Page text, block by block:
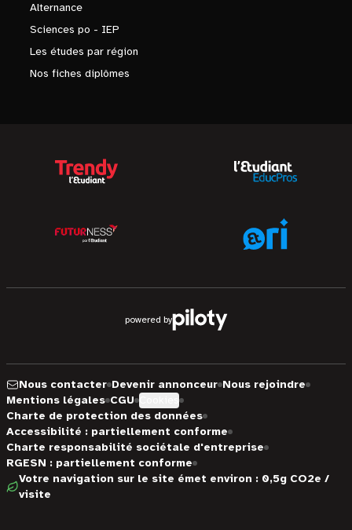
Alternance
Sciences po - IEP
Les études par région
Nos fiches diplômes
powered by
Nous contacter Devenir annonceur Nous rejoindre
Mentions légales CGU
Charte de protection des données
Accessibilité : partiellement conforme
Charte responsabilité sociétale d'entreprise
RGESN : partiellement conforme
Votre navigation sur le site émet environ : 0,5g CO2e /
visite